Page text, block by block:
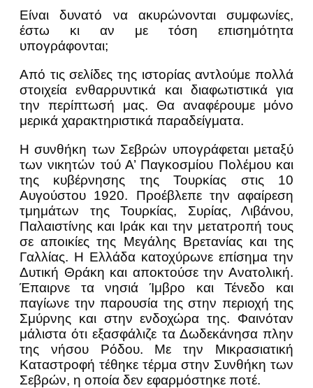
Είναι δυνατό να ακυρώνονται συμφωνίες,
έστω κι αν με τόση επισημότητα
υπογράφονται;
Από τις σελίδες της ιστορίας αντλούμε πολλά
στοιχεία ενθαρρυντικά και διαφωτιστικά για
την περίπτωσή μας. Θα αναφέρουμε μόνο
μερικά χαρακτηριστικά παραδείγματα.
Η συνθήκη των Σεβρών υπογράφεται μεταξύ
των νικητών τού Α’ Παγκοσμίου Πολέμου και
της κυβέρνησης της Τουρκίας στις 10
Αυγούστου 1920. Προέβλεπε την αφαίρεση
τμημάτων της Τουρκίας, Συρίας, Λιβάνου,
Παλαιστίνης και Ιράκ και την μετατροπή τους
σε αποικίες της Μεγάλης Βρετανίας και της
Γαλλίας. Η Ελλάδα κατοχύρωνε επίσημα την
Δυτική Θράκη και αποκτούσε την Ανατολική.
Έπαιρνε τα νησιά Ίμβρο και Τένεδο και
παγίωνε την παρουσία της στην περιοχή της
Σμύρνης και στην ενδοχώρα της. Φαινόταν
μάλιστα ότι εξασφάλιζε τα Δωδεκάνησα πλην
της νήσου Ρόδου. Με την Μικρασιατική
Καταστροφή τέθηκε τέρμα στην Συνθήκη των
Σεβρών, η οποία δεν εφαρμόστηκε ποτέ.